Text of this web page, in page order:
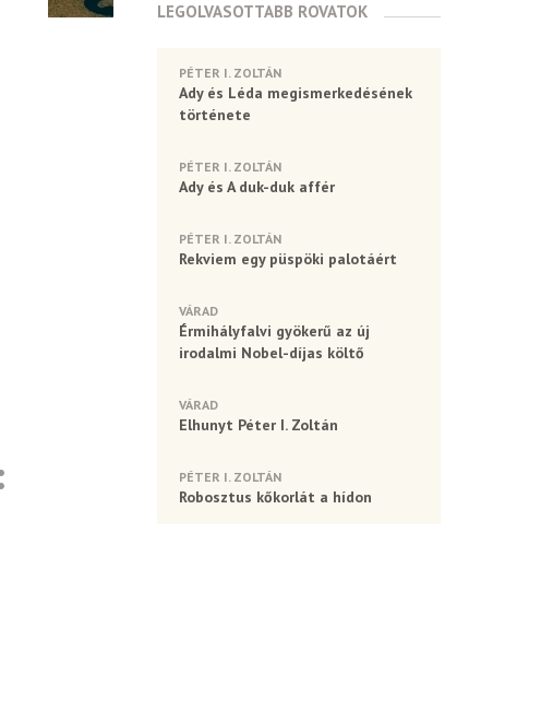
LEGOLVASOTTABB ROVATOK
PÉTER I. ZOLTÁN
Ady és Léda megismerkedésének
története
PÉTER I. ZOLTÁN
Ady és A duk-duk affér
PÉTER I. ZOLTÁN
Rekviem egy püspöki palotáért
VÁRAD
Érmihályfalvi gyökerű az új
irodalmi Nobel-díjas költő
VÁRAD
Elhunyt Péter I. Zoltán
PÉTER I. ZOLTÁN
Robosztus kőkorlát a hídon